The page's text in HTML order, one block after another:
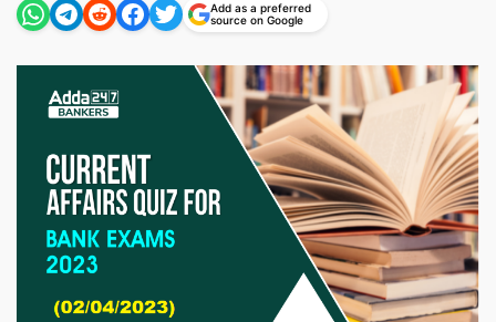
Add as a preferred
source on Google